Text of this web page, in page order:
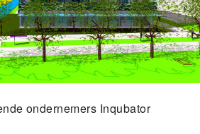
ondernemers Inqubator